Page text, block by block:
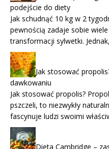
podejście do diety
Jak schudnąć 10 kg w 2
pewnością zadaje sobie
transformacji sylwetki.
Jak stosować
dawkowaniu
Jak stosować propolis?
pszczeli, to niezwykły
fascynuje ludzi swoimi
Dieta Cambridge –